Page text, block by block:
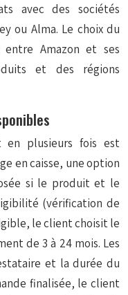
avec des sociétés
ou Alma. Le choix du
Amazon et ses
et des régions
en plusieurs fois est
en caisse, une option
si le produit et le
(vérification de
le client choisit le
de 3 à 24 mois. Les
et la durée du
finalisée, le client